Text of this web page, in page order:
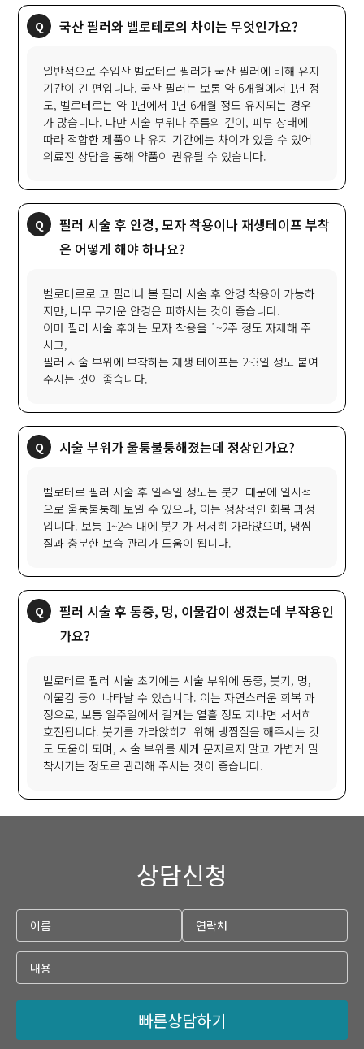
국산 필러와 벨로테로의 차이는 무엇인가요?
일반적으로 수입산 벨로테로 필러가 국산 필러에 비해 유지
기간이 긴 편입니다. 국산 필러는 보통 약 6개월에서 1년 정
도, 벨로테로는 약 1년에서 1년 6개월 정도 유지되는 경우
가 많습니다. 다만 시술 부위나 주름의 깊이, 피부 상태에
따라 적합한 제품이나 유지 기간에는 차이가 있을 수 있어
의료진 상담을 통해 약품이 권유될 수 있습니다.
필러 시술 후 안경, 모자 착용이나 재생테이프 부착
은 어떻게 해야 하나요?
벨로테로로 코 필러나 볼 필러 시술 후 안경 착용이 가능하
지만, 너무 무거운 안경은 피하시는 것이 좋습니다.
이마 필러 시술 후에는 모자 착용을 1~2주 정도 자제해 주
시고,
필러 시술 부위에 부착하는 재생 테이프는 2~3일 정도 붙여
주시는 것이 좋습니다.
시술 부위가 울퉁불퉁해졌는데 정상인가요?
벨로테로 필러 시술 후 일주일 정도는 붓기 때문에 일시적
으로 울퉁불퉁해 보일 수 있으나, 이는 정상적인 회복 과정
입니다. 보통 1~2주 내에 붓기가 서서히 가라앉으며, 냉찜
질과 충분한 보습 관리가 도움이 됩니다.
필러 시술 후 통증, 멍, 이물감이 생겼는데 부작용인
가요?
벨로테로 필러 시술 초기에는 시술 부위에 통증, 붓기, 멍,
이물감 등이 나타날 수 있습니다. 이는 자연스러운 회복 과
정으로, 보통 일주일에서 길게는 열흘 정도 지나면 서서히
호전됩니다. 붓기를 가라앉히기 위해 냉찜질을 해주시는 것
도 도움이 되며, 시술 부위를 세게 문지르지 말고 가볍게 밀
착시키는 정도로 관리해 주시는 것이 좋습니다.
상담신청
빠른상담하기